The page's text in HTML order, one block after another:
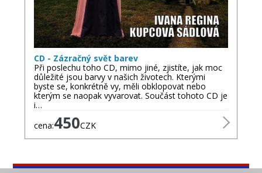
CD - Zázračný svět barev
Při poslechu toho CD, mimo jiné, zjistíte, jak moc
důležité jsou barvy v našich životech. Kterými
byste se, konkrétně vy, měli obklopovat nebo
kterým se naopak vyvarovat. Součást tohoto CD je
i…
cena:450CZK